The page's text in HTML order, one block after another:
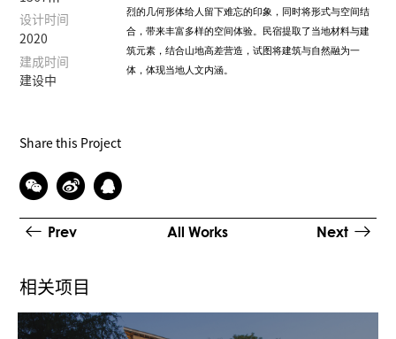
烈的几何形体给人留下难忘的印象，同时将形式与空间结
合，带来丰富多样的空间体验。民宿提取了当地材料与建
筑元素，结合山地高差营造，试图将建筑与自然融为一
体，体现当地人文内涵。
设计时间
2020
建成时间
建设中
Share this Project
Prev All Works Next
相关项目